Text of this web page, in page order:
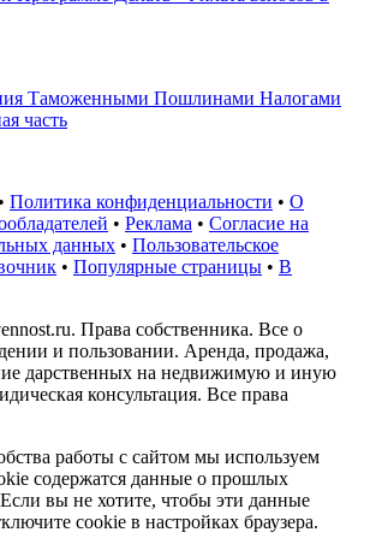
Таможенными Пошлинами Налогами
часть
• Политика конфиденциальности • О
• Реклама • Согласие на
данных • Пользовательское
• Популярные страницы • В
Права собственника. Все о
и пользовании. Аренда, продажа,
дарственных на недвижимую и иную
консультация. Все права
работы с сайтом мы используем
содержатся данные о прошлых
вы не хотите, чтобы эти данные
cookie в настройках браузера.